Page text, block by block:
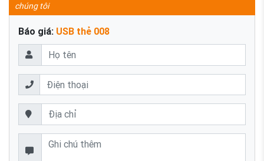
chúng tôi
Báo giá: USB thẻ 008